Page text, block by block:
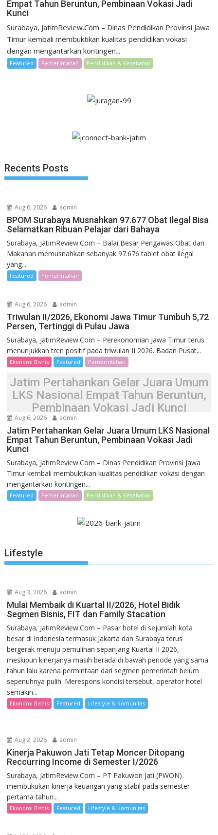
Empat Tahun Beruntun, Pembinaan Vokasi Jadi
Kunci
Surabaya, JatimReview.Com – Dinas Pendidikan Provinsi Jawa
Timur kembali membuktikan kualitas pendidikan vokasi
dengan mengantarkan kontingen...
Featured Pemerintahan Pendidikan & Kesehatan
Recents Posts
Aug 6, 2026 admin
BPOM Surabaya Musnahkan 97.677 Obat Ilegal Bisa
Selamatkan Ribuan Pelajar dari Bahaya
Surabaya, JatimReview.Com – Balai Besar Pengawas Obat dan
Makanan memusnahkan sebanyak 97.676 tablet obat ilegal
yang...
Featured Pemerintahan
Aug 6, 2026 admin
Triwulan II/2026, Ekonomi Jawa Timur Tumbuh 5,72
Persen, Tertinggi di Pulau Jawa
Surabaya, JatimReview.Com – Perekonomian Jawa Timur terus
menunjukkan tren positif pada triwulan II 2026. Badan Pusat...
Ekonomi Bisnis Featured Pemerintahan
Jatim Pertahankan Gelar Juara Umum
LKS Nasional Empat Tahun Beruntun,
Pembinaan Vokasi Jadi Kunci
Aug 6, 2026 admin
Jatim Pertahankan Gelar Juara Umum LKS Nasional
Empat Tahun Beruntun, Pembinaan Vokasi Jadi
Kunci
Surabaya, JatimReview.Com – Dinas Pendidikan Provinsi Jawa
Timur kembali membuktikan kualitas pendidikan vokasi dengan
mengantarkan kontingen...
Featured Pemerintahan Pendidikan & Kesehatan
Lifestyle
Aug 3, 2026 admin
Mulai Membaik di Kuartal II/2026, Hotel Bidik
Segmen Bisnis, FIT dan Family Stacation
Surabaya, JatimReview.Com – Pasar hotel di sejumlah kota
besar di Indonesia termasuk Jakarta dan Surabaya terus
bergerak menuju pemulihan sepanjang Kuartal II 2026,
meskipun kinerjanya masih berada di bawah periode yang sama
tahun lalu karena permintaan dari segmen pemerintah belum
sepenuhnya pulih. Merespons kondisi tersebut, operator hotel
semakin...
Ekonomi Bisnis Featured Lifestyle & Komunitas
Aug 2, 2026 admin
Kinerja Pakuwon Jati Tetap Moncer Ditopang
Reccurring Income di Semester I/2026
Surabaya, JatimReview.Com – PT Pakuwon Jati (PWON)
membukukan kinerja keuangan yang stabil pada semester
pertama tahun...
Ekonomi Bisnis Featured Lifestyle & Komunitas